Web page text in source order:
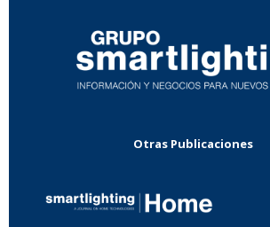
Otras Publicaciones